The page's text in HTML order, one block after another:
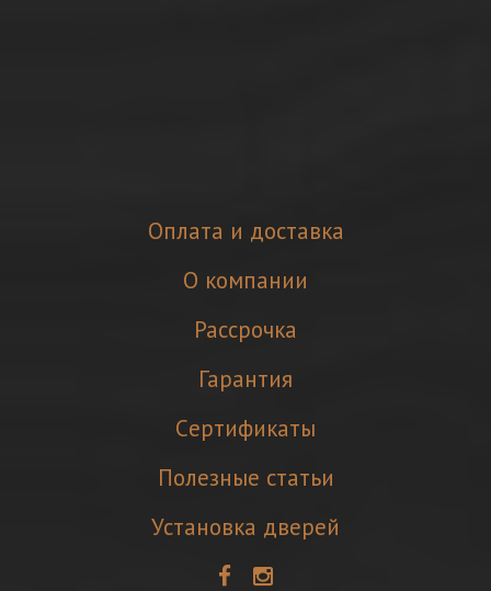
Оплата и доставка
О компании
Рассрочка
Гарантия
Cертификаты
Полезные статьи
Установка дверей